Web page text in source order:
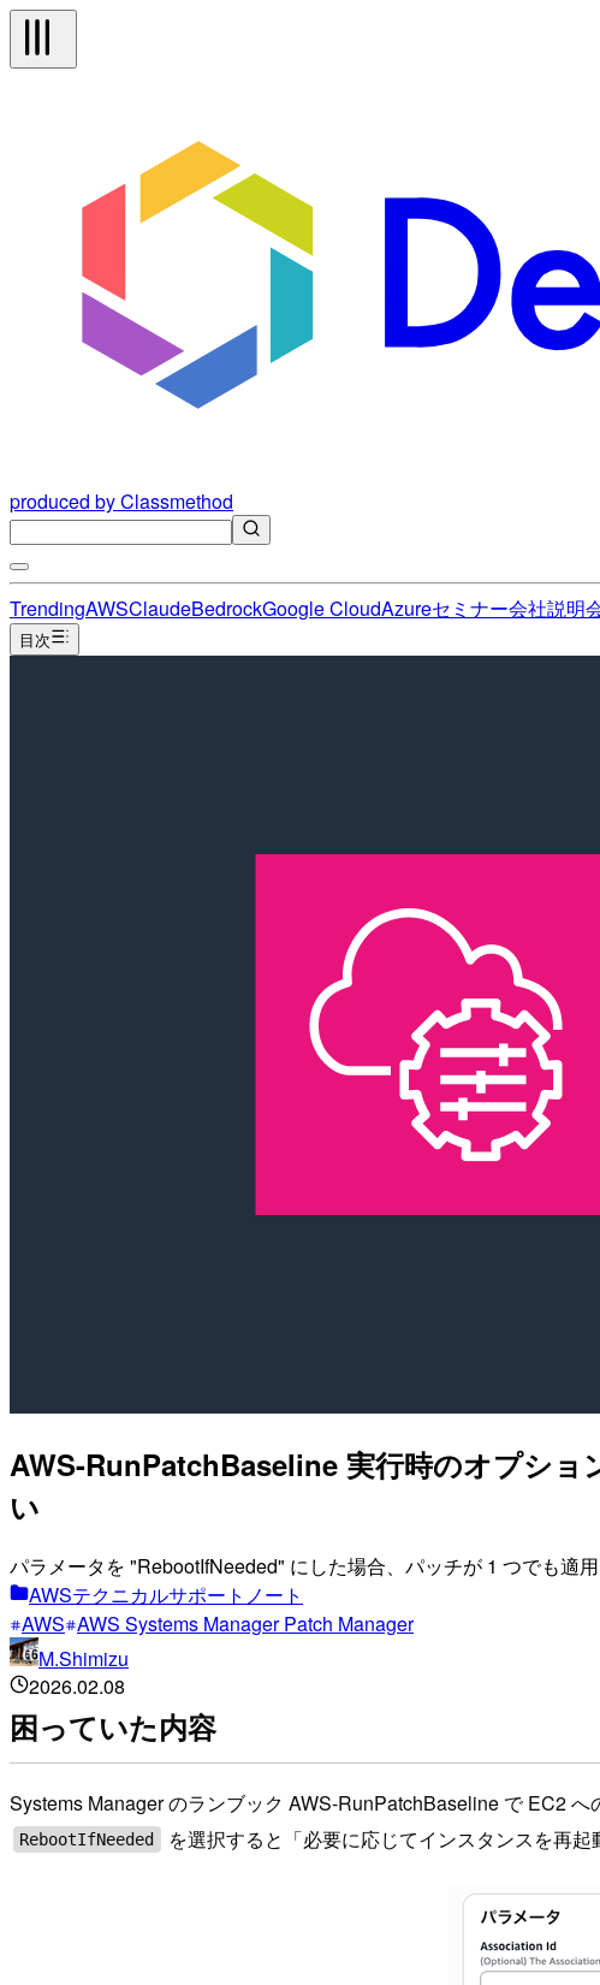
produced by Classmethod
TrendingAWSClaudeBedrockGoogle CloudAzureセミナー会社説明
目次
AWS-RunPatchBaseline 実行時のオプシ
い
パラメータを "RebootIfNeeded" にした場合、パッチが 1 つでも適
AWSテクニカルサポートノート
AWS AWS Systems Manager Patch Manager
M.Shimizu
2026.02.08
困っていた内容
Systems Manager のランブック AWS-RunPatchBaseline で EC2
RebootIfNeeded を選択すると「必要に応じてインスタンスを再